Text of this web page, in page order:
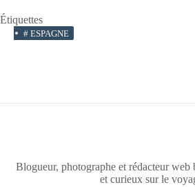
Étiquettes
# ESPAGNE
Blogueur, photographe et rédacteur
et curieux sur le